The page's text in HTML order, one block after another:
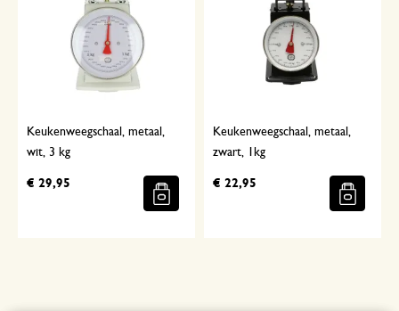
Keukenweegschaal, metaal,
wit, 3 kg
€ 29,95
Keukenweegschaal, metaal,
zwart, 1kg
€ 22,95